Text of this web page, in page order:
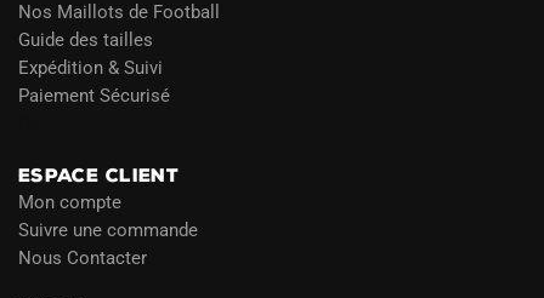
Nos Maillots de Football
Guide des tailles
Expédition & Suivi
Paiement Sécurisé
ESPACE CLIENT
Mon compte
Suivre une commande
Nous Contacter